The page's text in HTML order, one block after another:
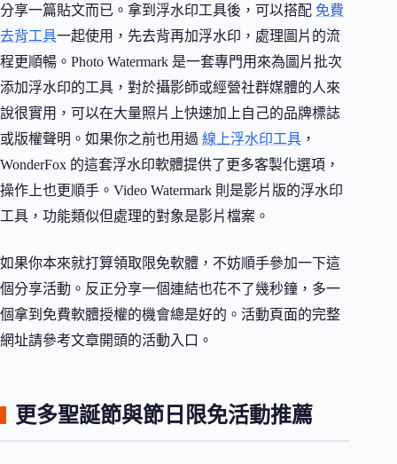
分享一篇貼文而已。拿到浮水印工具後，可以搭配 免費
去背工具一起使用，先去背再加浮水印，處理圖片的流
程更順暢。Photo Watermark 是一套專門用來為圖片批次
添加浮水印的工具，對於攝影師或經營社群媒體的人來
說很實用，可以在大量照片上快速加上自己的品牌標誌
或版權聲明。如果你之前也用過 線上浮水印工具 ，
WonderFox 的這套浮水印軟體提供了更多客製化選項，
操作上也更順手。Video Watermark 則是影片版的浮水印
工具，功能類似但處理的對象是影片檔案。
如果你本來就打算領取限免軟體，不妨順手參加一下這
個分享活動。反正分享一個連結也花不了幾秒鐘，多一
個拿到免費軟體授權的機會總是好的。活動頁面的完整
網址請參考文章開頭的活動入口。
更多聖誕節與節日限免活動推薦